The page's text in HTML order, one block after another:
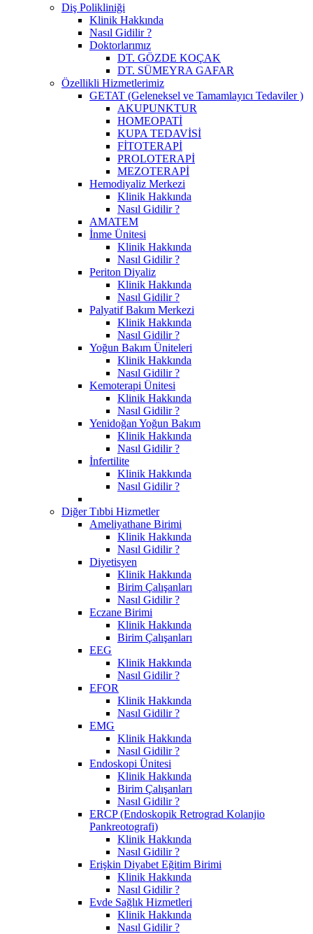
Diş Polikliniği
Klinik Hakkında
Nasıl Gidilir ?
Doktorlarımız
DT. GÖZDE KOÇAK
DT. SÜMEYRA GAFAR
Özellikli Hizmetlerimiz
GETAT (Geleneksel ve Tamamlayıcı Tedaviler )
AKUPUNKTUR
HOMEOPATİ
KUPA TEDAVİSİ
FİTOTERAPİ
PROLOTERAPİ
MEZOTERAPİ
Hemodiyaliz Merkezi
Klinik Hakkında
Nasıl Gidilir ?
AMATEM
İnme Ünitesi
Klinik Hakkında
Nasıl Gidilir ?
Periton Diyaliz
Klinik Hakkında
Nasıl Gidilir ?
Palyatif Bakım Merkezi
Klinik Hakkında
Nasıl Gidilir ?
Yoğun Bakım Üniteleri
Klinik Hakkında
Nasıl Gidilir ?
Kemoterapi Ünitesi
Klinik Hakkında
Nasıl Gidilir ?
Yenidoğan Yoğun Bakım
Klinik Hakkında
Nasıl Gidilir ?
İnfertilite
Klinik Hakkında
Nasıl Gidilir ?
Diğer Tıbbi Hizmetler
Ameliyathane Birimi
Klinik Hakkında
Nasıl Gidilir ?
Diyetisyen
Klinik Hakkında
Birim Çalışanları
Nasıl Gidilir ?
Eczane Birimi
Klinik Hakkında
Birim Çalışanları
EEG
Klinik Hakkında
Nasıl Gidilir ?
EFOR
Klinik Hakkında
Nasıl Gidilir ?
EMG
Klinik Hakkında
Nasıl Gidilir ?
Endoskopi Ünitesi
Klinik Hakkında
Birim Çalışanları
Nasıl Gidilir ?
ERCP (Endoskopik Retrograd Kolanjio
Pankreotografi)
Klinik Hakkında
Nasıl Gidilir ?
Erişkin Diyabet Eğitim Birimi
Klinik Hakkında
Nasıl Gidilir ?
Evde Sağlık Hizmetleri
Klinik Hakkında
Nasıl Gidilir ?